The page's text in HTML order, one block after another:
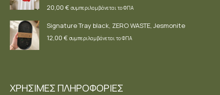
20,00 € συμπεριλαμβάνεται το ΦΠΑ
Signature Tray black, ZERO WASTE, Jesmonite
12,00 € συμπεριλαμβάνεται το ΦΠΑ
ΧΡΗΣΙΜΕΣ ΠΛΗΡΟΦΟΡΙΕΣ